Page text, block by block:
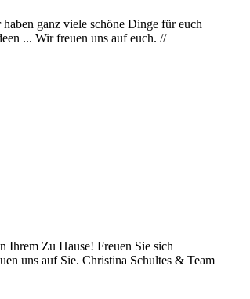
ganz viele schöne Dinge für euch
... Wir freuen uns auf euch. //
Ihrem Zu Hause! Freuen Sie sich
uns auf Sie. Christina Schultes & Team